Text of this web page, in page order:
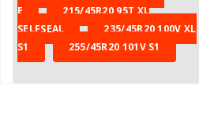
E
215/45R20 95T XL
SELFSEAL
235/45R20 100V XL
S1
255/45R20 101V S1